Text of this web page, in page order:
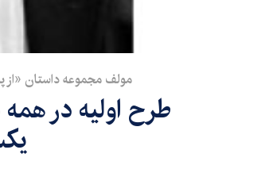
مولف مجموعه داستان «از
طرح اولیه در